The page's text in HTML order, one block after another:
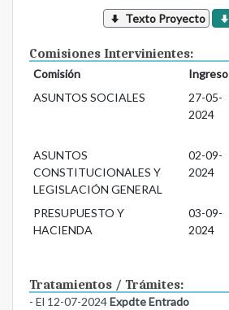
Texto Proyecto
Comisiones Intervinientes:
Comisión Ingreso
ASUNTOS SOCIALES
27-05-
2024
ASUNTOS
CONSTITUCIONALES Y
LEGISLACIÓN GENERAL
02-09-
2024
PRESUPUESTO Y
HACIENDA
03-09-
2024
Tratamientos / Trámites:
- El 12-07-2024Expdte Entrado